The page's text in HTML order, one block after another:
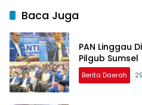
Baca Juga
PAN Linggau
Pilgub Sumsel
Berita Daerah